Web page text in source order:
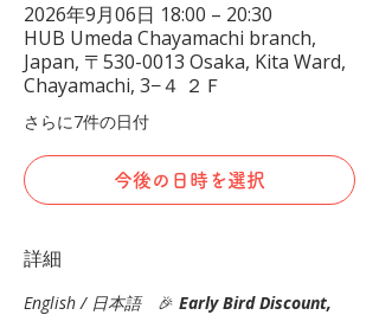
2026年9月06日 18:00 – 20:30
HUB Umeda Chayamachi branch,
Japan, 〒530-0013 Osaka, Kita Ward,
Chayamachi, 3−４ ２Ｆ
さらに7件の日付
今後の日時を選択
詳細
English / 日本語 🎉 Early Bird Discount,